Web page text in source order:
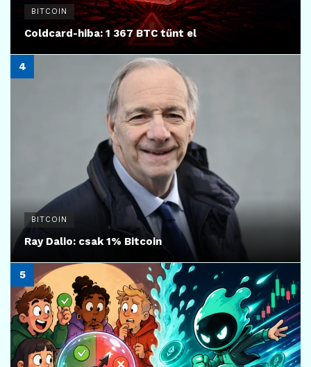
BITCOIN
Coldcard-hiba: 1 367 BTC tűnt el
BITCOIN
Ray Dalio: csak 1% Bitcoin